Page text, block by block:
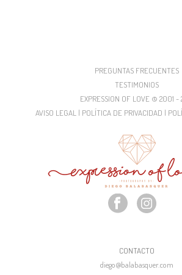
PREGUNTAS FRECUENTES
TESTIMONIOS
EXPRESSION OF LOVE © 2001 -
AVISO LEGAL | POLÍTICA DE PRIVACIDAD |
CONTACTO
diego@balabasquer.com